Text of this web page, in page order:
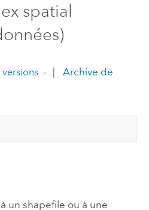
spatial
Archive de
un shapefile ou à une